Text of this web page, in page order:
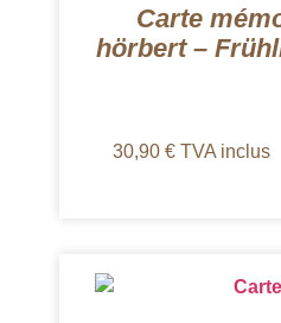
Carte
hörbert –
30,90 € TVA inclus